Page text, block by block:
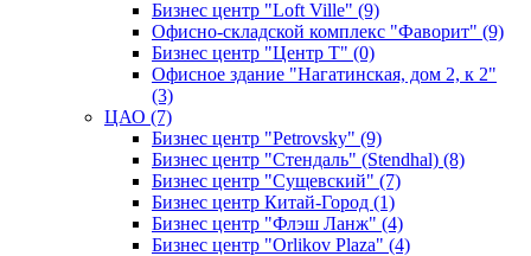
Бизнес центр "Loft Ville" (9)
Офисно-складской комплекс "Фаворит" (9)
Бизнес центр "Центр Т" (0)
Офисное здание "Нагатинская, дом 2, к 2"
(3)
ЦАО (7)
Бизнес центр "Petrovsky" (9)
Бизнес центр "Стендаль" (Stendhal) (8)
Бизнес центр "Сущевский" (7)
Бизнес центр Китай-Город (1)
Бизнес центр "Флэш Ланж" (4)
Бизнес центр "Orlikov Plaza" (4)